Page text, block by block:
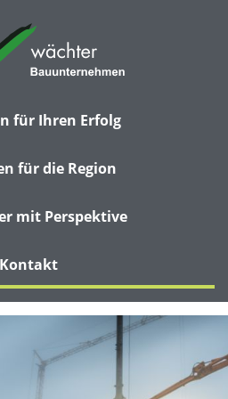
für Ihren Erfolg
für die Region
mit Perspektive
Kontakt